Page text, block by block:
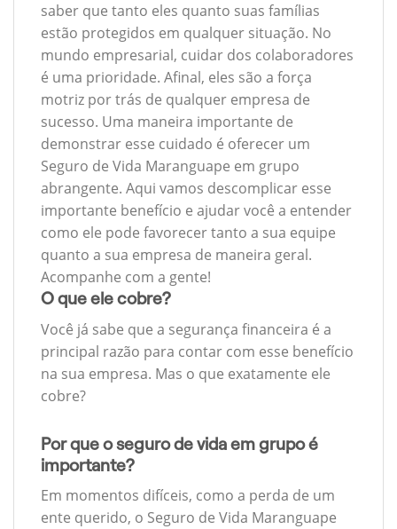
saber que tanto eles quanto suas famílias
estão protegidos em qualquer situação. No
mundo empresarial, cuidar dos colaboradores
é uma prioridade. Afinal, eles são a força
motriz por trás de qualquer empresa de
sucesso. Uma maneira importante de
demonstrar esse cuidado é oferecer um
Seguro de Vida Maranguape em grupo
abrangente. Aqui vamos descomplicar esse
importante benefício e ajudar você a entender
como ele pode favorecer tanto a sua equipe
quanto a sua empresa de maneira geral.
Acompanhe com a gente!
O que ele cobre?
Você já sabe que a segurança financeira é a
principal razão para contar com esse benefício
na sua empresa. Mas o que exatamente ele
cobre?
Por que o seguro de vida em grupo é
importante?
Em momentos difíceis, como a perda de um
ente querido, o Seguro de Vida Maranguape